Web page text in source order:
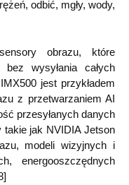
odbić, mgły, wody,
obrazu, które
wysyłania całych
jest przykładem
z przetwarzaniem AI
przesyłanych danych
takie jak NVIDIA Jetson
modeli wizyjnych i
energooszczędnych